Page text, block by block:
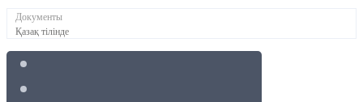
Документы
Қазақ тілінде